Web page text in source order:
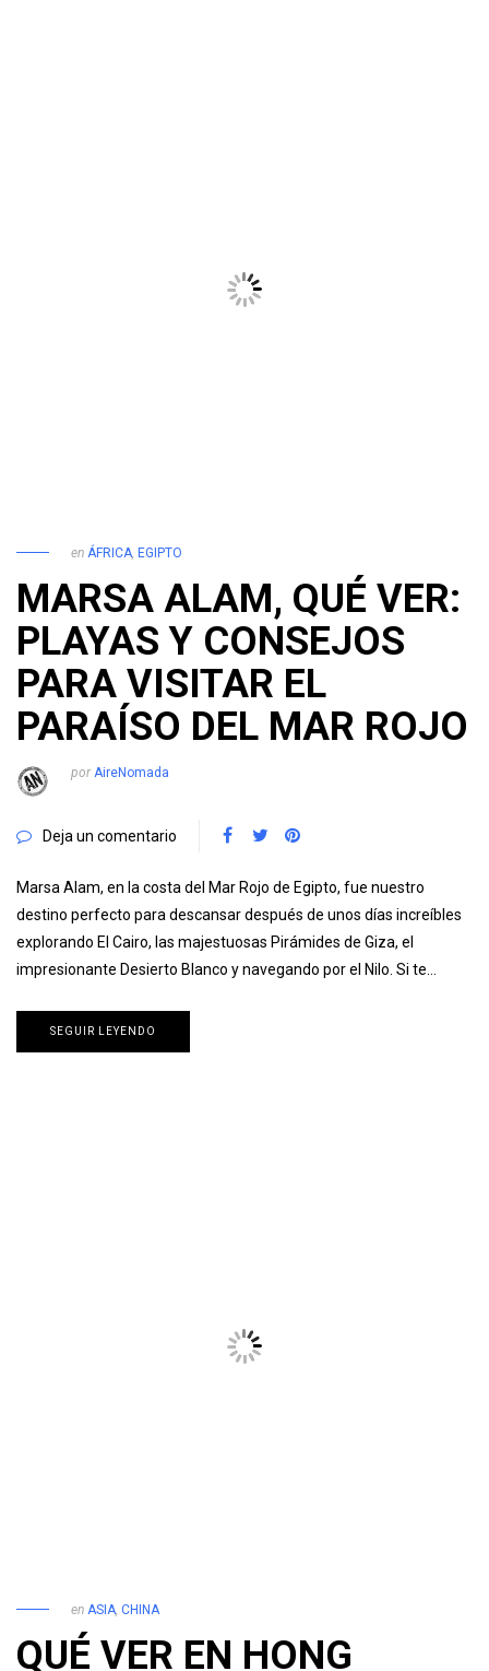
en ÁFRICA EGIPTO
MARSA ALAM, QUÉ VER:
PLAYAS Y CONSEJOS
PARA VISITAR EL
PARAÍSO DEL MAR ROJO
por AireNomada
Deja un comentario
Marsa Alam, en la costa del Mar Rojo de Egipto, fue nuestro
destino perfecto para descansar después de unos días increíbles
explorando El Cairo, las majestuosas Pirámides de Giza, el
impresionante Desierto Blanco y navegando por el Nilo. Si te…
SEGUIR LEYENDO
en ASIA CHINA
QUÉ VER EN HONG